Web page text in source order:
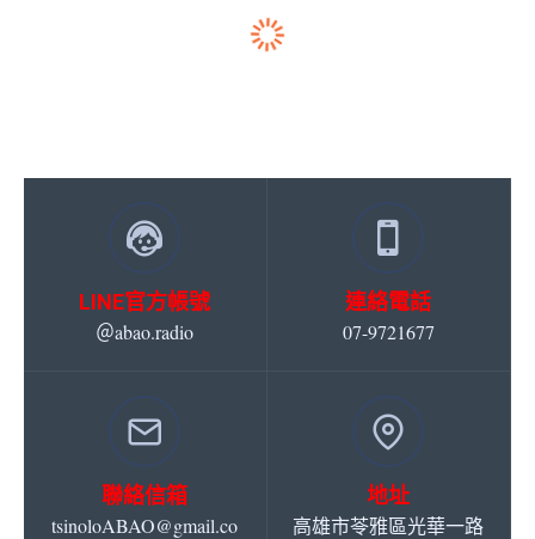
LINE官方帳號
＠abao.radio
連絡電話
07-9721677
聯絡信箱
tsinoloABAO@gmail.co
地址
高雄市苓雅區光華一路